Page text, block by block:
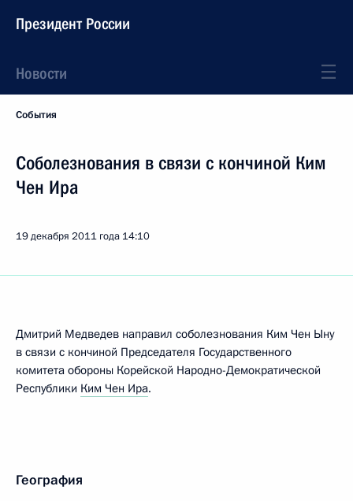
Президент России
Новости
События
Соболезнования в связи с кончиной Ким
Чен Ира
19 декабря 2011 года 14:10
Дмитрий Медведев направил соболезнования Ким Чен Ыну
в связи с кончиной Председателя Государственного
комитета обороны Корейской Народно-Демократической
Республики Ким Чен Ира.
География